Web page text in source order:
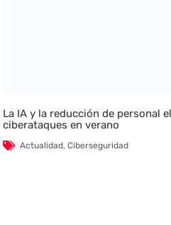
La IA y la reducción de personal
ciberataques en verano
Actualidad,Ciberseguridad